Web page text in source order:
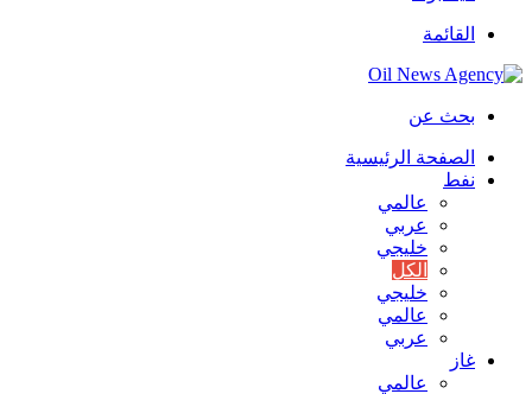
القائمة
بحث عن
الصفحة الرئيسية
نفط
عالمي
عربي
خليجي
الكل
خليجي
عالمي
عربي
غاز
عالمي